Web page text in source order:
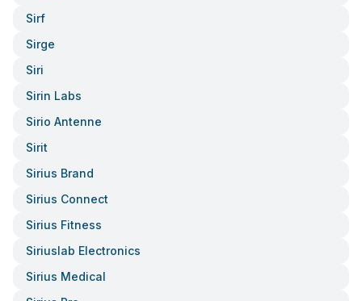
Sirf
Sirge
Siri
Sirin Labs
Sirio Antenne
Sirit
Sirius Brand
Sirius Connect
Sirius Fitness
Siriuslab Electronics
Sirius Medical